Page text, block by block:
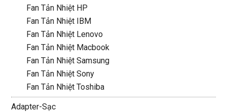
Fan Tản Nhiệt HP
Fan Tản Nhiệt IBM
Fan Tản Nhiệt Lenovo
Fan Tản Nhiệt Macbook
Fan Tản Nhiệt Samsung
Fan Tản Nhiệt Sony
Fan Tản Nhiệt Toshiba
Adapter-Sạc